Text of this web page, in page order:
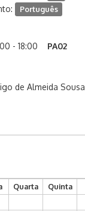
Português
- 18:00
PA02
de Almeida Sousa
Quarta Quinta